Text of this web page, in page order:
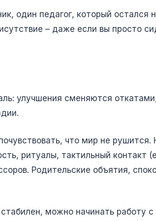
один педагог, который остался
– даже если вы просто
улучшения сменяются
что мир не рушится.
ритуалы, тактильный контакт
Родительские объятия,
можно начинать работу